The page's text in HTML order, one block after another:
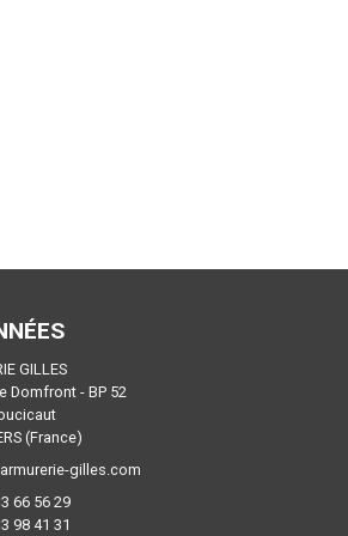
GILLES
Domfront - BP 52
(France)
gilles.com
66 56 29
98 41 31